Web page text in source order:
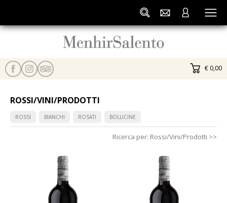
€ 0,00
ROSSI/VINI/PRODOTTI
ROSSI BIANCHI ROSATI BOLLICINE
Ricerca per: Rossi/Vini/Prodotti >>